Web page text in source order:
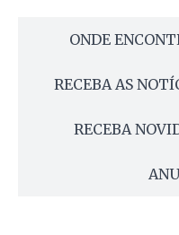
ONDE
RECEBA AS
RECEBA